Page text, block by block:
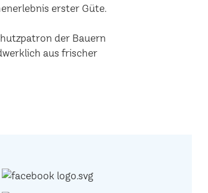
erster Güte.
der Bauern
aus frischer